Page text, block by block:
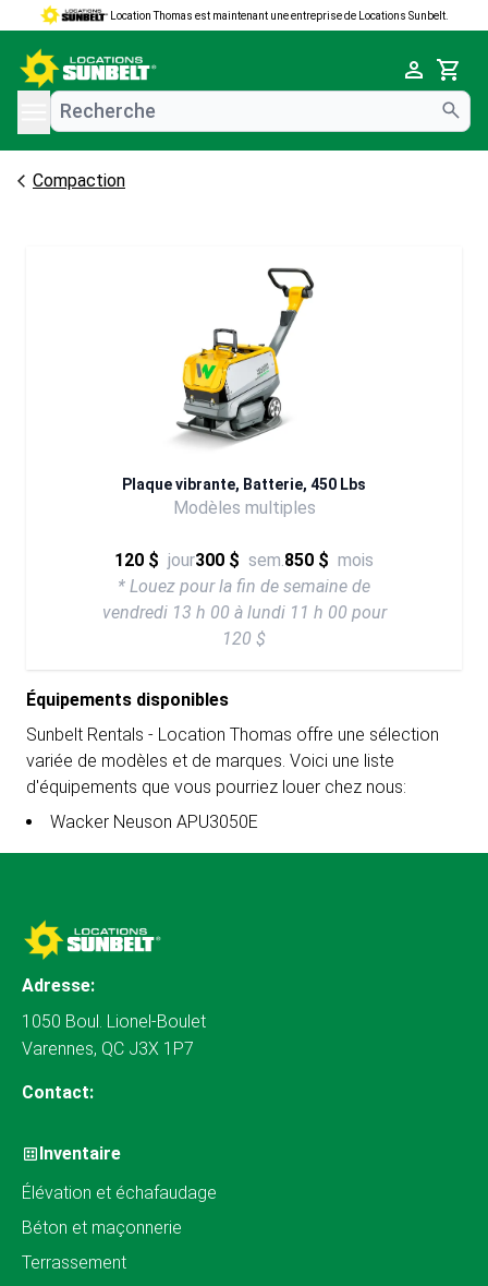
Location Thomas est maintenant une entreprise de Locations Sunbelt.
Cart
menu
Compaction
Plaque vibrante, Batterie, 450 Lbs
Modèles multiples
120 $ jour300 $ sem.850 $ mois
* Louez pour la fin de semaine de
vendredi 13 h 00 à lundi 11 h 00 pour
120 $
Équipements disponibles
Sunbelt Rentals - Location Thomas offre une sélection
variée de modèles et de marques. Voici une liste
d'équipements que vous pourriez louer chez nous:
Wacker Neuson APU3050E
Adresse:
1050 Boul. Lionel-Boulet
Varennes, QC J3X 1P7
Contact:
Inventaire
Élévation et échafaudage
Béton et maçonnerie
Terrassement